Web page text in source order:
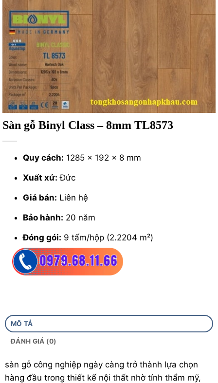
Sàn gỗ Binyl Class – 8mm TL8573
Quy cách: 1285 x 192 x 8 mm
Xuất xứ: Đức
Giá bán: Liên hệ
Bảo hành: 20 năm
Đóng gói: 9 tấm/hộp (2.2204 m²)
Bề mặt:AC4
MÔ TẢ
ĐÁNH GIÁ (0)
sàn gỗ công nghiệp ngày càng trở thành lựa chọn
hàng đầu trong thiết kế nội thất nhờ tính thẩm mỹ,